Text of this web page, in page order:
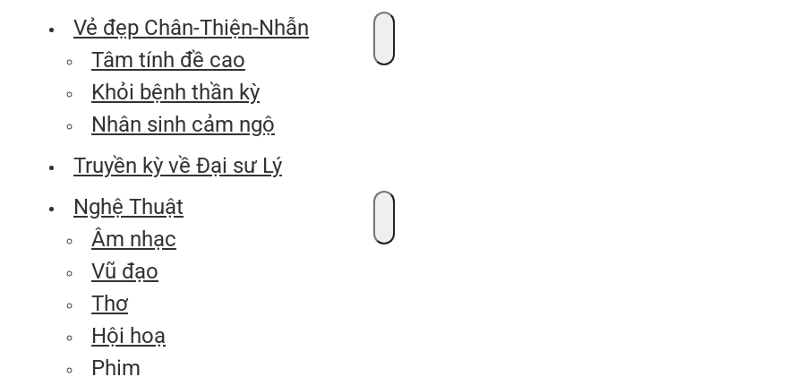
Vẻ đẹp Chân-Thiện-Nhẫn
Tâm tính đề cao
Khỏi bệnh thần kỳ
Nhân sinh cảm ngộ
Truyền kỳ về Đại sư Lý
Nghệ Thuật
Âm nhạc
Vũ đạo
Thơ
Hội hoạ
Phim